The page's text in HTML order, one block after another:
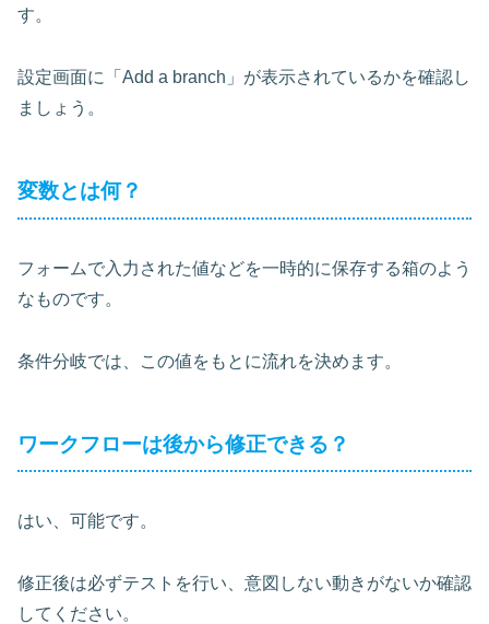
す。
設定画面に「Add a branch」が表示されているかを確認し
ましょう。
変数とは何？
フォームで入力された値などを一時的に保存する箱のよう
なものです。
条件分岐では、この値をもとに流れを決めます。
ワークフローは後から修正できる？
はい、可能です。
修正後は必ずテストを行い、意図しない動きがないか確認
してください。